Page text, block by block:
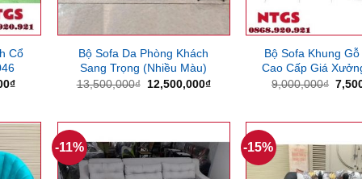
Cổ
₫Giá
7,200,000₫.
Bộ Sofa Da Phòng Khách
Sang Trọng (Nhiều Màu)
13,500,000₫ Giá
12,500,000₫Giá
12,500,000₫.
Bộ Sofa Khung Gỗ
Cao Cấp Giá
9,000,000₫ Giá
-11% -15%